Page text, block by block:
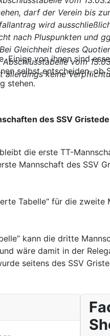
darf der Verein bis
wird
nach Pluspunkten und
Gleichheit dieses
vom
allerdings keine
des SSV
die erste TT-
Mannschaft des SSV
Tabelle“ für die
kann die dritte
wäre damit in der
seitens des SSV
Einige von ihnen sind
selbst entscheiden,
stehen.